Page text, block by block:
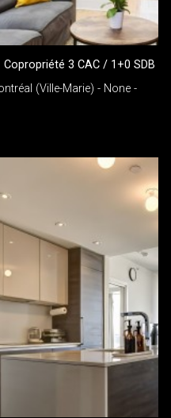
Copropriété 3 CAC / 1+0 SDB
(Ville-Marie) - None -